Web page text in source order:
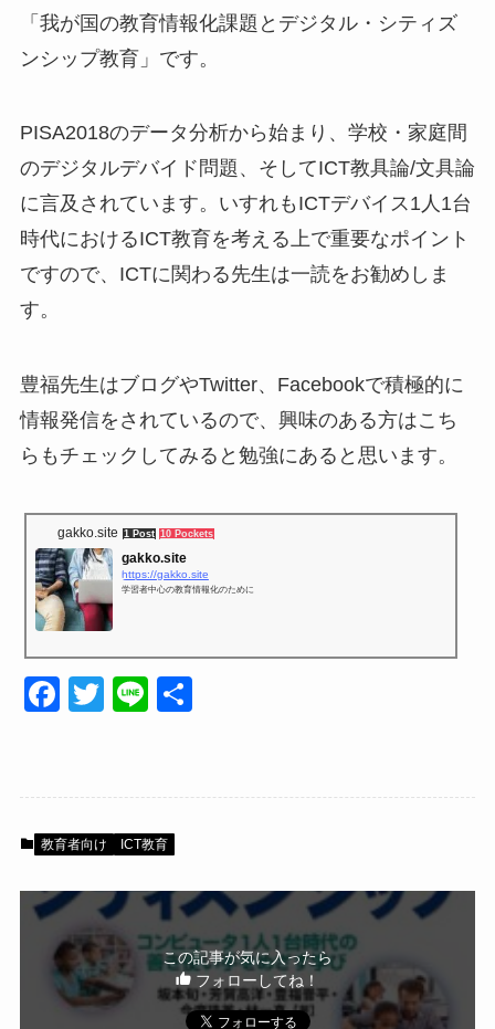
「我が国の教育情報化課題とデジタル・シティズ
ンシップ教育」です。
PISA2018のデータ分析から始まり、学校・家庭間
のデジタルデバイド問題、そしてICT教具論/文具論
に言及されています。いすれもICTデバイス1人1台
時代におけるICT教育を考える上で重要なポイント
ですので、ICTに関わる先生は一読をお勧めしま
す。
豊福先生はブログやTwitter、Facebookで積極的に
情報発信をされているので、興味のある方はこち
らもチェックしてみると勉強にあると思います。
gakko.site 1 Post 10 Pockets
gakko.site
https://gakko.site
学習者中心の教育情報化のために
F
e
b
o
k
T
er
Li
教育者向け ICT教育
この記事が気に入ったら
フォローしてね！